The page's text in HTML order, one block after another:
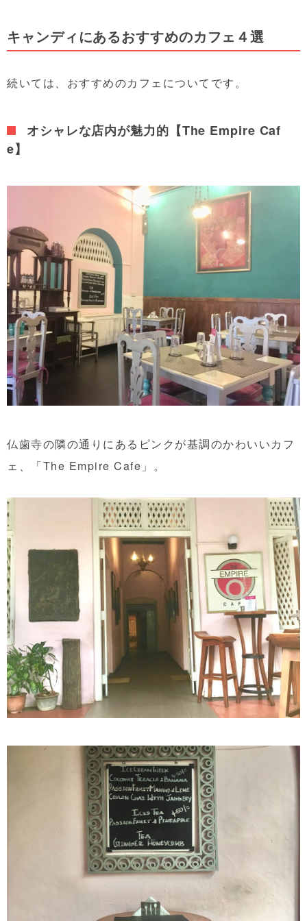
キャンディにあるおすすめのカフェ４選
続いては、おすすめのカフェについてです。
オシャレな店内が魅力的【The Empire Caf
e】
仏歯寺の隣の通りにあるピンクが基調のかわいいカフ
ェ、「The Empire Cafe」。